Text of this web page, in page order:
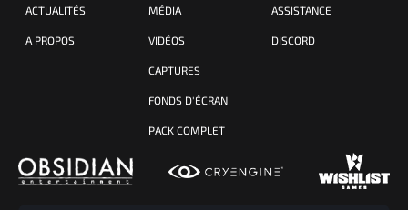
ACTUALITÉS
A PROPOS
MÉDIA
VIDÉOS
CAPTURES
FONDS D'ÉCRAN
PACK COMPLET
ASSISTANCE
DISCORD